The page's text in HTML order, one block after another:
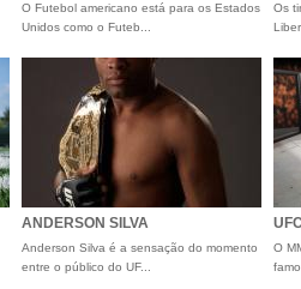
O Futebol americano está para os Estados
Unidos como o Futeb...
Os
ANDERSON SILVA
Anderson Silva é a sensação do momento
entre o público do UF...
O